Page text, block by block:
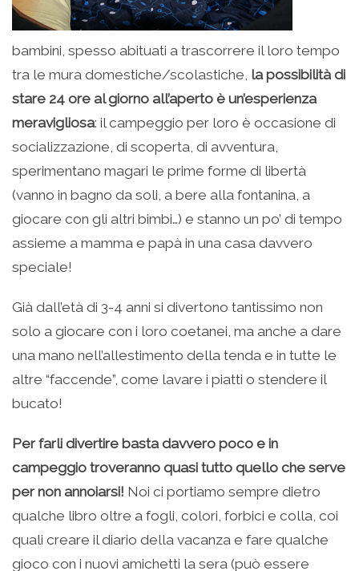
bambini, spesso abituati a trascorrere il loro tempo
tra le mura domestiche/scolastiche, la possibilità di
stare 24 ore al giorno all’aperto è un’esperienza
meravigliosa: il campeggio per loro è occasione di
socializzazione, di scoperta, di avventura,
sperimentano magari le prime forme di libertà
(vanno in bagno da soli, a bere alla fontanina, a
giocare con gli altri bimbi…) e stanno un po’ di tempo
assieme a mamma e papà in una casa davvero
speciale!
Già dall’età di 3-4 anni si divertono tantissimo non
solo a giocare con i loro coetanei, ma anche a dare
una mano nell’allestimento della tenda e in tutte le
altre “faccende”, come lavare i piatti o stendere il
bucato!
Per farli divertire basta davvero poco e in
campeggio troveranno quasi tutto quello che serve
per non annoiarsi! Noi ci portiamo sempre dietro
qualche libro oltre a fogli, colori, forbici e colla, coi
quali creare il diario della vacanza e fare qualche
gioco con i nuovi amichetti la sera (può essere